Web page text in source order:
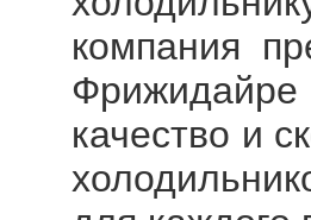
компания
качество и